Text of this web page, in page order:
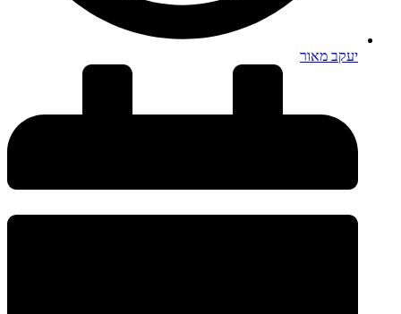
יעקב מאור